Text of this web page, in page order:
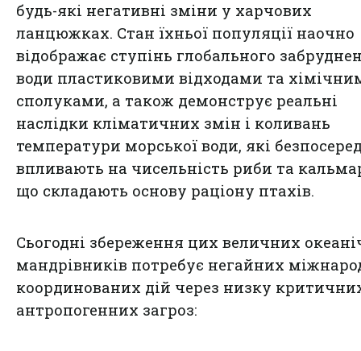
будь-які негативні зміни у харчових
ланцюжках. Стан їхньої популяції наочно
відображає ступінь глобального
води пластиковими відходами та
сполуками, а також демонструє реальні
наслідки кліматичних змін і коливань
температури морської води, які
впливають на чисельність риби та
що складають основу раціону птахів.
Сьогодні збереження цих величних
мандрівників потребує негайних
координованих дій через низку
антропогенних загроз: